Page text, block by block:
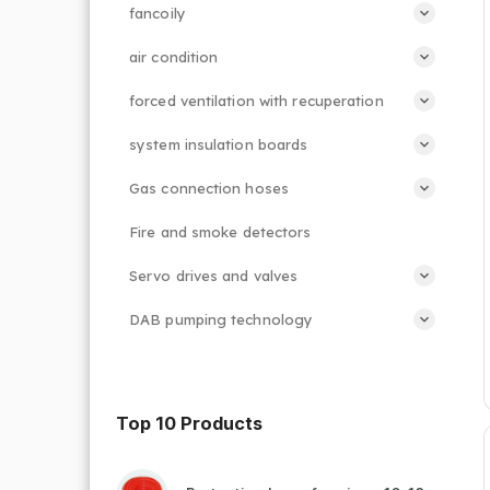
fancoily
air condition
forced ventilation with recuperation
system insulation boards
Gas connection hoses
Fire and smoke detectors
Servo drives and valves
DAB pumping technology
Top 10 Products